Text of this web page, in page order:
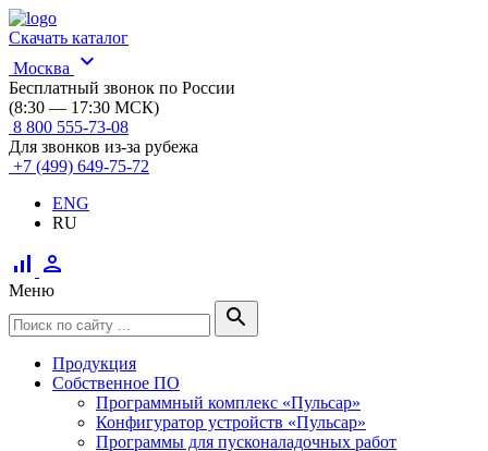
Скачать каталог
Москва
expand_more
Бесплатный звонок по России
(8:30 — 17:30 МСК)
8 800 555-73-08
Для звонков из-за рубежа
+7 (499) 649-75-72
ENG
RU
signal_cellular_alt person
Меню
search
Продукция
Собственное ПО
Программный комплекс «Пульсар»
Конфигуратор устройств «Пульсар»
Программы для пусконаладочных работ